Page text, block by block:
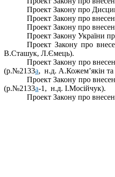
Проект Закону про
Проект Закону про
Проект Закону про
Проект Закону України
Проект Закону про
В.Сташук, Л.Ємець).
Проект Закону про
(р.№2133а, н.д. А.Кожем’якін та
Проект Закону про
(р.№2133а-1, н.д. І.Мосійчук).
Проект Закону про